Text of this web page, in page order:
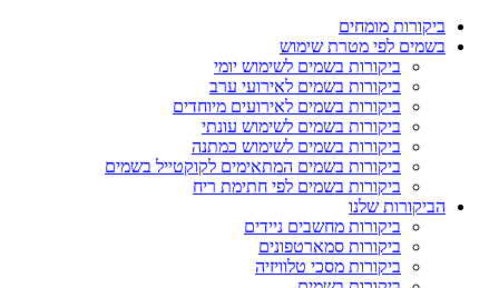
ביקורות מומחים
בשמים לפי מטרת שימוש
ביקורות בשמים לשימוש יומי
ביקורות בשמים לאירועי ערב
ביקורות בשמים לאירועים מיוחדים
ביקורות בשמים לשימוש עונתי
ביקורות בשמים לשימוש כמתנה
ביקורות בשמים המתאימים לקוקטייל בשמים
ביקורות בשמים לפי חתימת ריח
הביקורות שלנו
ביקורות מחשבים ניידים
ביקורות סמארטפונים
ביקורות מסכי טלוויזיה